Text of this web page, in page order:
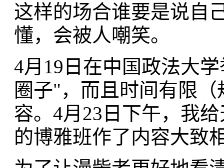
这样的场合谁要是说自
懂，会被人嘲笑。
4月19日在中国政法大
圈子"，而且时间有限
容。4月23日下午，我
的博雅班作了内容大致